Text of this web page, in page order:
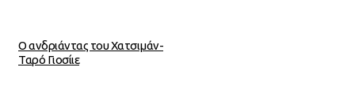
Ο ανδριάντας του Χατσιμάν-
Ταρό Γιοσίιε